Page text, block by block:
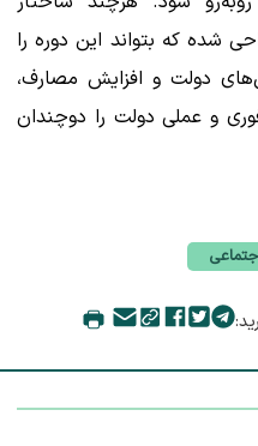
شده که بتواند این دوره را
دولت و افزایش مصارف،
و عملی دولت را دوچندان